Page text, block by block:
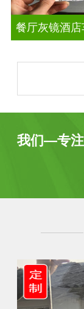
餐厅灰镜酒
我们—专注